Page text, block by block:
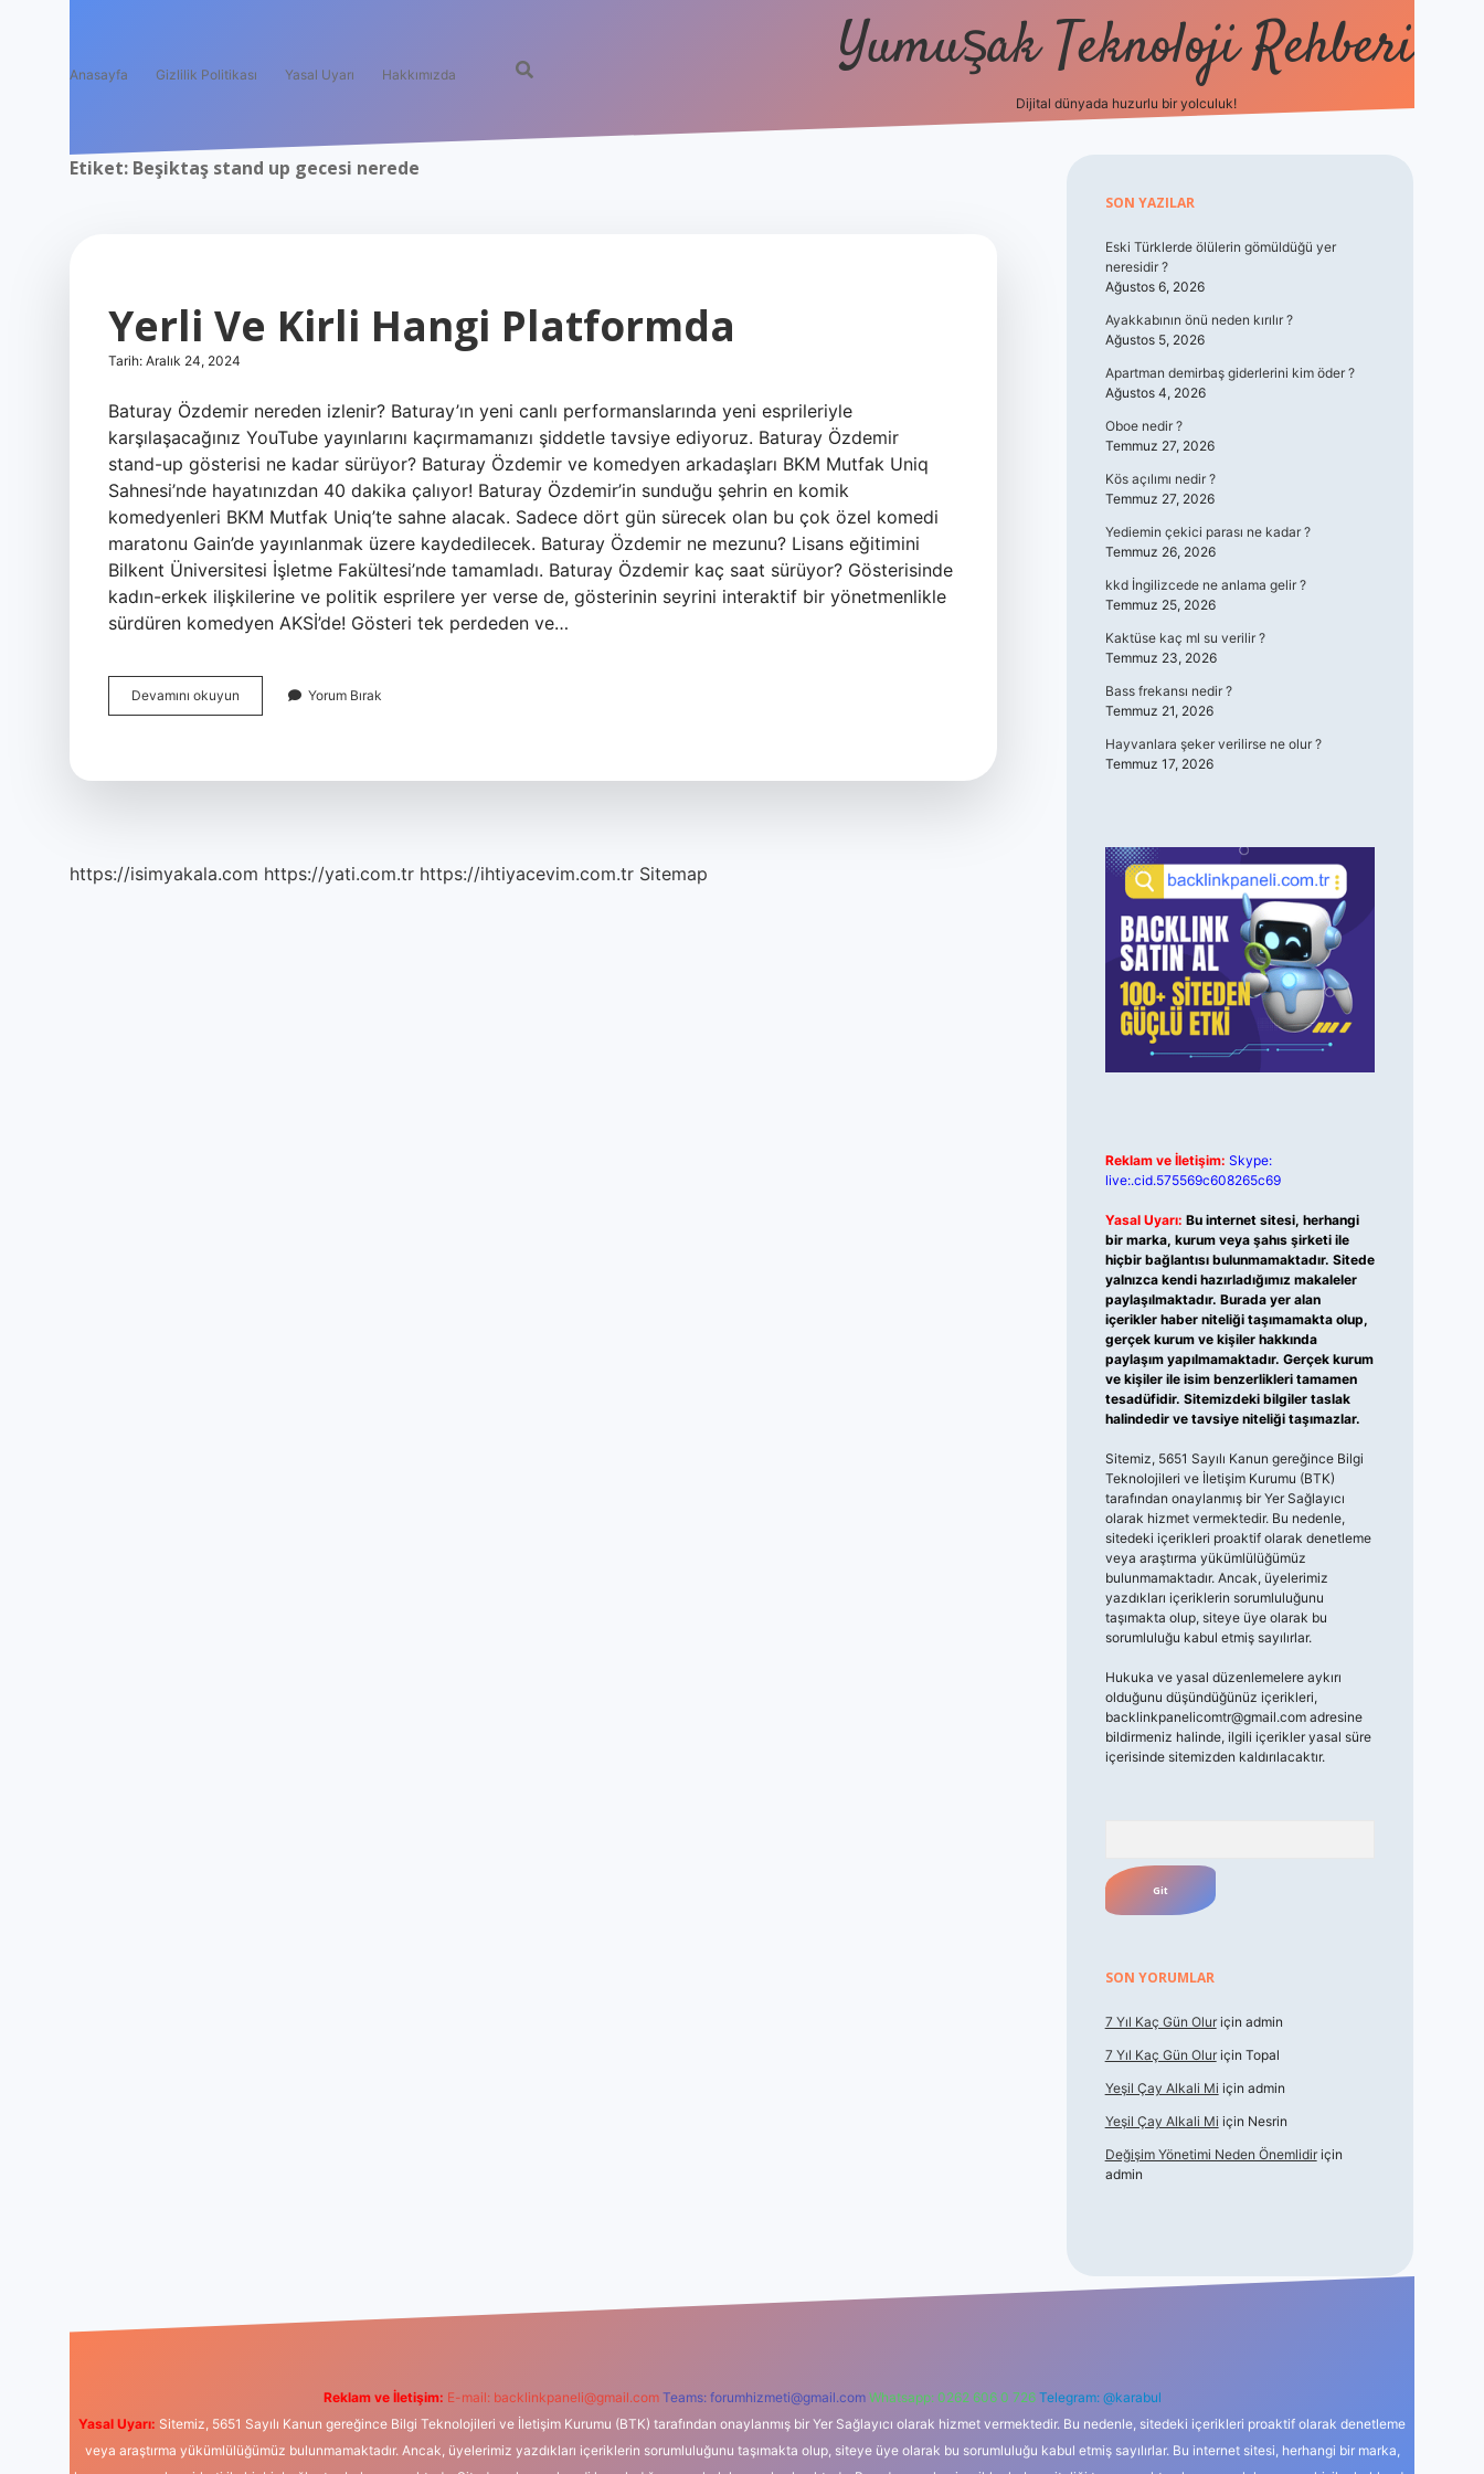
Anasayfa Gizlilik Politikası Yasal Uyarı Hakkımızda Yumuşak Teknoloji Rehberi
Dijital dünyada huzurlu bir yolculuk!
Etiket: Beşiktaş stand up gecesi nerede
Yerli Ve Kirli Hangi Platformda
Tarih: Aralık 24, 2024
Baturay Özdemir nereden izlenir? Baturay’ın yeni canlı performanslarında yeni esprileriyle
karşılaşacağınız YouTube yayınlarını kaçırmamanızı şiddetle tavsiye ediyoruz. Baturay Özdemir
stand-up gösterisi ne kadar sürüyor? Baturay Özdemir ve komedyen arkadaşları BKM Mutfak Uniq
Sahnesi’nde hayatınızdan 40 dakika çalıyor! Baturay Özdemir’in sunduğu şehrin en komik
komedyenleri BKM Mutfak Uniq’te sahne alacak. Sadece dört gün sürecek olan bu çok özel komedi
maratonu Gain’de yayınlanmak üzere kaydedilecek. Baturay Özdemir ne mezunu? Lisans eğitimini
Bilkent Üniversitesi İşletme Fakültesi’nde tamamladı. Baturay Özdemir kaç saat sürüyor? Gösterisinde
kadın-erkek ilişkilerine ve politik esprilere yer verse de, gösterinin seyrini interaktif bir yönetmenlikle
sürdüren komedyen AKSİ’de! Gösteri tek perdeden ve…
Devamını okuyun
Ve
Yorum Bırak
https://isimyakala.com https://yati.com.tr https://ihtiyacevim.com.tr Sitemap
Sidebar
SON YAZILAR
Eski Türklerde ölülerin gömüldüğü yer
neresidir ?
Ağustos 6, 2026
Ayakkabının önü neden kırılır ?
Ağustos 5, 2026
Apartman demirbaş giderlerini kim öder ?
Ağustos 4, 2026
Oboe nedir ?
Temmuz 27, 2026
Kös açılımı nedir ?
Temmuz 27, 2026
Yediemin çekici parası ne kadar ?
Temmuz 26, 2026
kkd İngilizcede ne anlama gelir ?
Temmuz 25, 2026
Kaktüse kaç ml su verilir ?
Temmuz 23, 2026
Bass frekansı nedir ?
Temmuz 21, 2026
Hayvanlara şeker verilirse ne olur ?
Temmuz 17, 2026
Reklam ve İletişim: Skype:
live:.cid.575569c608265c69
Yasal Uyarı: Bu internet sitesi, herhangi
bir marka, kurum veya şahıs şirketi ile
hiçbir bağlantısı bulunmamaktadır. Sitede
yalnızca kendi hazırladığımız makaleler
paylaşılmaktadır. Burada yer alan
içerikler haber niteliği taşımamakta olup,
gerçek kurum ve kişiler hakkında
paylaşım yapılmamaktadır. Gerçek kurum
ve kişiler ile isim benzerlikleri tamamen
tesadüfidir. Sitemizdeki bilgiler taslak
halindedir ve tavsiye niteliği taşımazlar.
Sitemiz, 5651 Sayılı Kanun gereğince Bilgi
Teknolojileri ve İletişim Kurumu (BTK)
tarafından onaylanmış bir Yer Sağlayıcı
olarak hizmet vermektedir. Bu nedenle,
sitedeki içerikleri proaktif olarak denetleme
veya araştırma yükümlülüğümüz
bulunmamaktadır. Ancak, üyelerimiz
yazdıkları içeriklerin sorumluluğunu
taşımakta olup, siteye üye olarak bu
sorumluluğu kabul etmiş sayılırlar.
Hukuka ve yasal düzenlemelere aykırı
olduğunu düşündüğünüz içerikleri,
backlinkpanelicomtr@gmail.comadresine
bildirmeniz halinde, ilgili içerikler yasal süre
içerisinde sitemizden kaldırılacaktır.
SON YORUMLAR
7 Yıl Kaç Gün Oluriçin admin
7 Yıl Kaç Gün Oluriçin Topal
Yeşil Çay Alkali Mi için admin
Yeşil Çay Alkali Mi için Nesrin
Değişim Yönetimi Neden Önemlidiriçin
admin
Reklam ve İletişim: E-mail: backlinkpaneli@gmail.com Teams: forumhizmeti@gmail.com Whatsapp: 0262 606 0 726 Telegram: @karabul
Yasal Uyarı: Sitemiz, 5651 Sayılı Kanun gereğince Bilgi Teknolojileri ve İletişim Kurumu (BTK) tarafından onaylanmış bir Yer Sağlayıcı olarak hizmet vermektedir. Bu nedenle, sitedeki içerikleri proaktif olarak denetleme
veya araştırma yükümlülüğümüz bulunmamaktadır. Ancak, üyelerimiz yazdıkları içeriklerin sorumluluğunu taşımakta olup, siteye üye olarak bu sorumluluğu kabul etmiş sayılırlar. Bu internet sitesi, herhangi bir marka,